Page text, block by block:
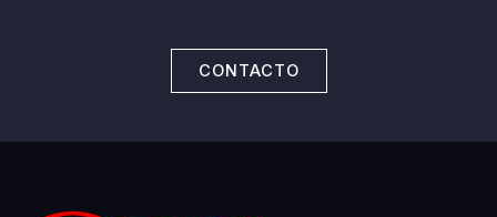
CONTACTO